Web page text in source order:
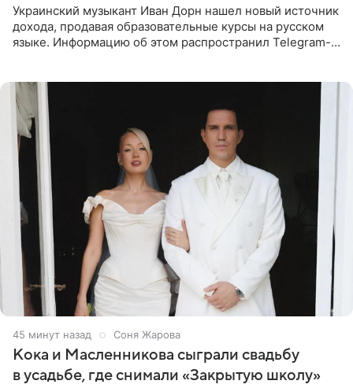
Украинский музыкант Иван Дорн нашел новый источник
дохода, продавая образовательные курсы на русском
языке. Информацию об этом распространил Telegram-
45 минут назад Соня Жарова
Кока и Масленникова сыграли свадьбу
в усадьбе, где снимали «Закрытую школу»